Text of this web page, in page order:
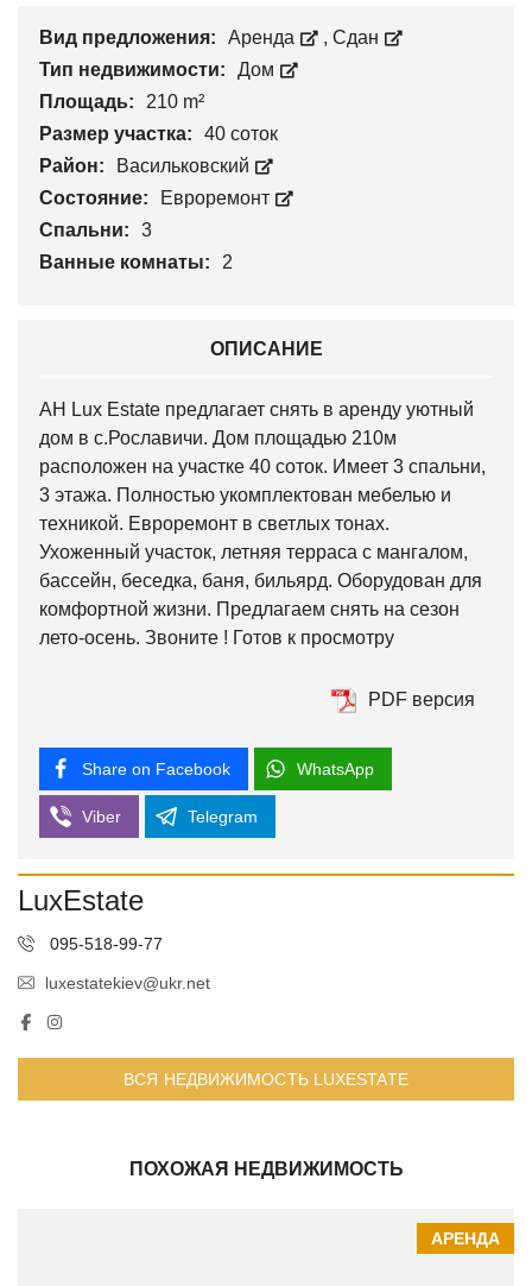
Вид предложения: Аренда , Сдан
Тип недвижимости:
Дом
Площадь:
210 m²
Размер участка:
40 соток
Район:
Васильковский
Состояние:
Евроремонт
Спальни:
3
Ванные комнаты:
2
ОПИСАНИЕ
АН Lux Estate предлагает снять в аренду уютный
дом в с.Рославичи. Дом площадью 210м
расположен на участке 40 соток. Имеет 3 спальни,
3 этажа. Полностью укомплектован мебелью и
техникой. Евроремонт в светлых тонах.
Ухоженный участок, летняя терраса с мангалом,
бассейн, беседка, баня, бильярд. Оборудован для
комфортной жизни. Предлагаем снять на сезон
лето-осень. Звоните ! Готов к просмотру
PDF версия
Share on Facebook WhatsApp
Viber Telegram
LuxEstate
095-518-99-77
luxestatekiev@ukr.net
ВСЯ НЕДВИЖИМОСТЬ LUXESTATE
ПОХОЖАЯ НЕДВИЖИМОСТЬ
АРЕНДА